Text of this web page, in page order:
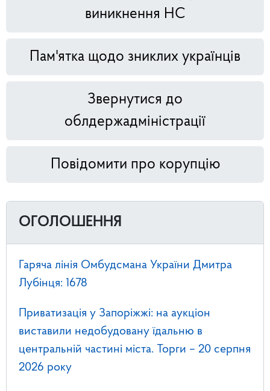
виникнення НС
Пам'ятка щодо зниклих українців
Звернутися до
облдержадміністрації
Повідомити про корупцію
ОГОЛОШЕННЯ
Гаряча лінія Омбудсмана України Дмитра
Лубінця: 1678
Приватизація у Запоріжжі: на аукціон
виставили недобудовану їдальню в
центральній частині міста. Торги – 20 серпня
2026 року